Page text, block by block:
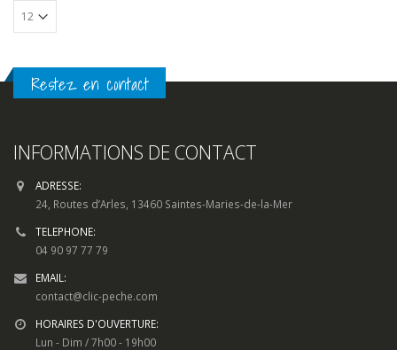
Restez en contact
INFORMATIONS DE CONTACT
ADRESSE:
24, Routes d’Arles, 13460 Saintes-Maries-de-la-Mer
TELEPHONE:
04 90 97 77 79
EMAIL:
contact@clic-peche.com
HORAIRES D'OUVERTURE:
Lun - Dim / 7h00 - 19h00